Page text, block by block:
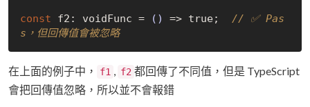
const f2: voidFunc = () => true; // ✅ Pas
s，但回傳值會被忽略
在上面的例子中， f1 , f2 都回傳了不同值，但是 TypeScript
會把回傳值忽略，所以並不會報錯